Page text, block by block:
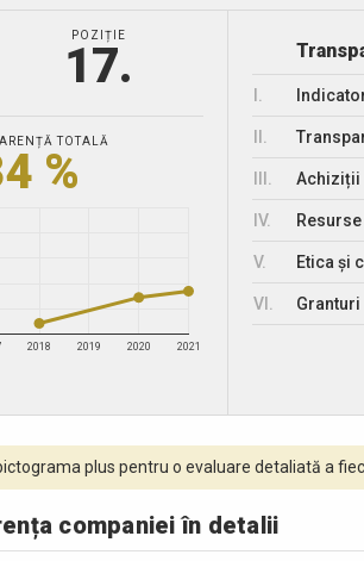
POZIȚIE
17.
TOTALĂ
%
2018 2019 2020 2021
Achiziții
IV.
V. Etica și
VI.
plus pentru o evaluare detaliată a
companiei în detalii